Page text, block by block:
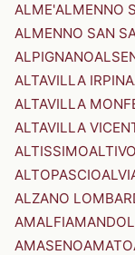
ALME'ALMENNO
ALMENNO SAN
ALPIGNANO
ALTAVILLA IRPINA
ALTAVILLA
ALTAVILLA
ALTISSIMO
ALTOPASCIO
ALZANO
AMALFI
AMASENOAMATO